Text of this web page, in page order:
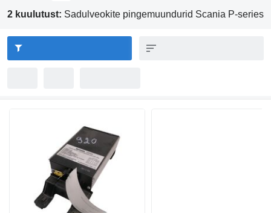
2 kuulutust: Sadulveokite pingemuundurid Scania P-series